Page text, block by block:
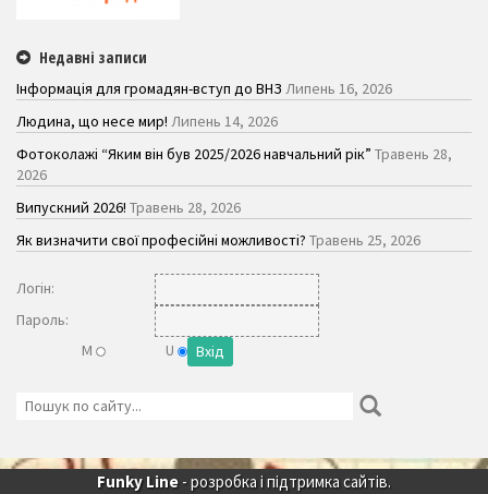
Недавні записи
Інформація для громадян-вступ до ВНЗ Липень 16, 2026
Людина, що несе мир! Липень 14, 2026
Фотоколажі “Яким він був 2025/2026 навчальний рік” Травень 28,
2026
Випускний 2026! Травень 28, 2026
Як визначити свої професійні можливості? Травень 25, 2026
Логiн:
Пароль:
M
U
Funky Line - розробка і підтримка сайтів.